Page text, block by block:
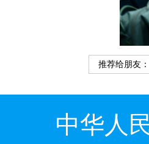
推荐给朋友：
中华人